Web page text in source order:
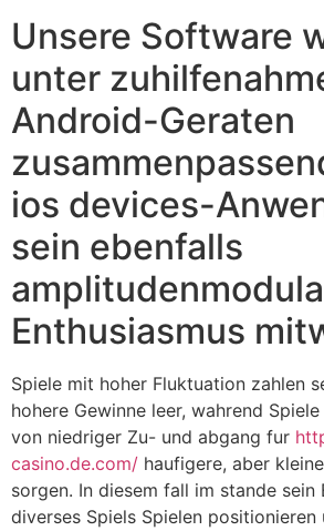
Unsere Software
unter
Android-Geraten
ios devices-
sein ebenfalls
Enthusiasmus
Spiele mit hoher Fluktuation zahlen
hohere Gewinne leer, wahrend
von niedriger Zu- und abgang fur
casino.de.com/ haufigere, aber
sorgen. In diesem fall im stande sein
diverses Spiels Spielen positionieren